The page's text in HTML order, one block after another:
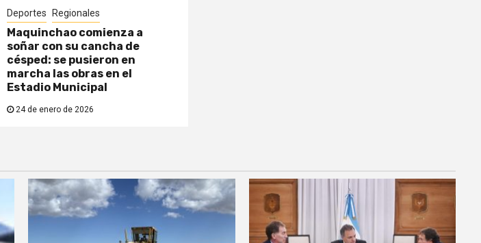
Deportes Regionales
Maquinchao comienza a
soñar con su cancha de
césped: se pusieron en
marcha las obras en el
Estadio Municipal
24 de enero de 2026